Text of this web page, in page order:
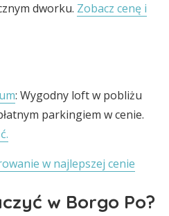
dworku. Zobacz cenę i
: Wygodny loft w pobliżu
parkingiem w cenie.
w najlepszej cenie
w Borgo Po?